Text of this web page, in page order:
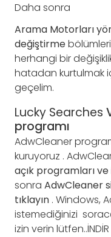
Daha sonra
Arama Motorları
değiştirme
herhangi bir
hatadan kurtulmak
geçelim.
Lucky Searches
programı
AdwCleaner
kuruyoruz .
açık programları
sonra AdwCleaner
tıklayın . Windows,
istemediğinizi
izin verin lütfen..İNDİR